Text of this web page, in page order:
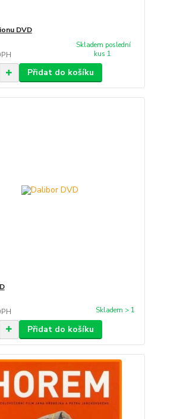
DVD
Skladem poslední
kus 1
Přidat do košíku
Skladem > 1
Přidat do košíku